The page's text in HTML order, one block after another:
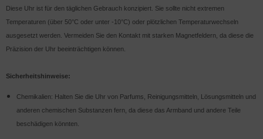
Diese Uhr ist für den täglichen Gebrauch konzipiert. Sie sollte nicht extremen
Temperaturen (über 50°C oder unter -10°C) oder plötzlichen Temperaturwechseln
ausgesetzt werden. Vermeiden Sie den Kontakt mit starken Magnetfeldern, da diese die
Präzision der Uhr beeinträchtigen können.
Sicherheitshinweise:
Chemikalien: Halten Sie die Uhr von Parfums, Reinigungsmitteln, Lösungsmitteln und
anderen chemischen Substanzen fern, da diese das Armband und andere Teile
beschädigen könnten.